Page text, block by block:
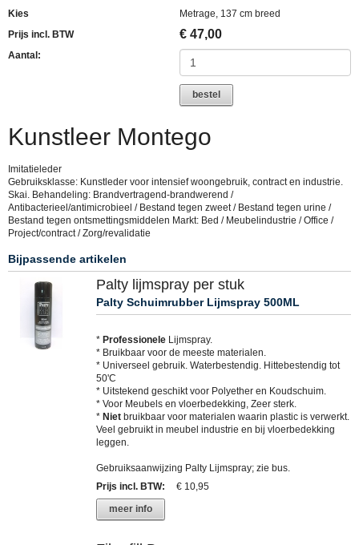
Kies
Metrage, 137 cm breed
Prijs incl. BTW
€ 47,00
Aantal:
bestel
Kunstleer Montego
Imitatieleder
Gebruiksklasse: Kunstleder voor intensief woongebruik, contract en industrie.
Skai. Behandeling: Brandvertragend-brandwerend /
Antibacterieel/antimicrobieel / Bestand tegen zweet / Bestand tegen urine /
Bestand tegen ontsmettingsmiddelen Markt: Bed / Meubelindustrie / Office /
Project/contract / Zorg/revalidatie
Bijpassende artikelen
Palty lijmspray per stuk
Palty Schuimrubber Lijmspray 500ML
* Professionele Lijmspray.
* Bruikbaar voor de meeste materialen.
* Universeel gebruik. Waterbestendig. Hittebestendig tot
50'C
* Uitstekend geschikt voor Polyether en Koudschuim.
* Voor Meubels en vloerbedekking, Zeer sterk.
* Niet bruikbaar voor materialen waarin plastic is verwerkt.
Veel gebruikt in meubel industrie en bij vloerbedekking
leggen.
Gebruiksaanwijzing Palty Lijmspray; zie bus.
Prijs incl. BTW:
€ 10,95
meer info